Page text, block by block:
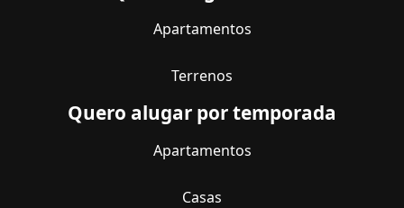
Apartamentos
Terrenos
Quero alugar por temporada
Apartamentos
Casas